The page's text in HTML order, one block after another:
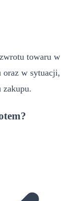
towaru w
oraz w sytuacji,
zakupu.